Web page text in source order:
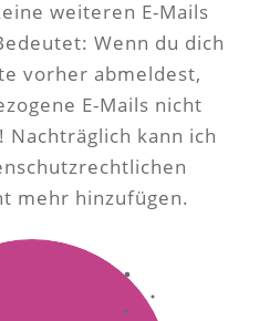
weiteren E-Mails
Wenn du dich
vorher abmeldest,
E-Mails nicht
kann ich
mehr hinzufügen.